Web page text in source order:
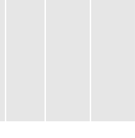
云南昭通